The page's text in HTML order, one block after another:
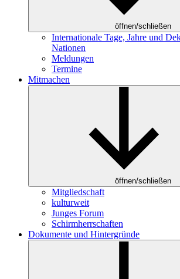
öffnen/schließen
Internationale Tage, Jahre und
Nationen
Meldungen
Termine
Mitmachen
öffnen/schließen
Mitgliedschaft
kulturweit
Junges Forum
Schirmherrschaften
Dokumente und Hintergründe